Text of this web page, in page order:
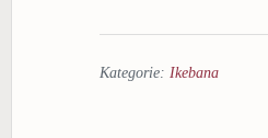
Kategorie: Ikebana